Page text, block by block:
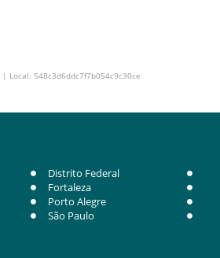
Local: 548c3d6ddc7f7b054c9c30ce
Distrito Federal
Fortaleza
Porto Alegre
São Paulo